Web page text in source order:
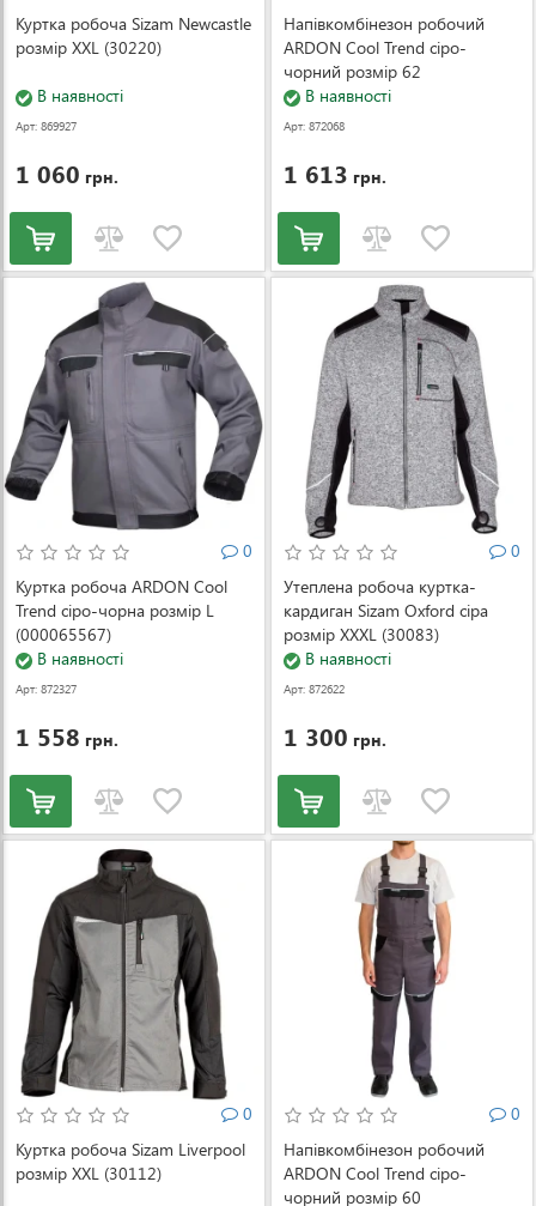
Куртка робоча Sizam Newcastle
розмір XXL (30220)
В наявності
Арт: 869927
1 060 грн.
Напівкомбінезон робочий
ARDON Cool Trend сіро-
чорний розмір 62
(000055104)
В наявності
Арт: 872068
1 613 грн.
0
Куртка робоча ARDON Cool
Trend сіро-чорна розмір L
(000065567)
В наявності
Арт: 872327
1 558 грн.
0
Утеплена робоча куртка-
кардиган Sizam Oxford сіра
розмір XXXL (30083)
В наявності
Арт: 872622
1 300 грн.
0
Куртка робоча Sizam Liverpool
розмір XXL (30112)
0
Напівкомбінезон робочий
ARDON Cool Trend сіро-
чорний розмір 60